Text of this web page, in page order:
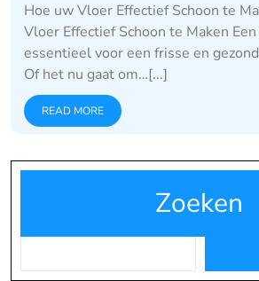
Hoe uw Vloer Effectief Schoon te
Vloer Effectief Schoon te Maken
essentieel voor een frisse en
Of het nu gaat om…[...]
READ MORE
Zoeken